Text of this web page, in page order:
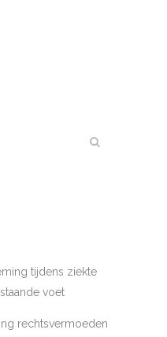
tijdens ziekte
voet
rechtsvermoeden